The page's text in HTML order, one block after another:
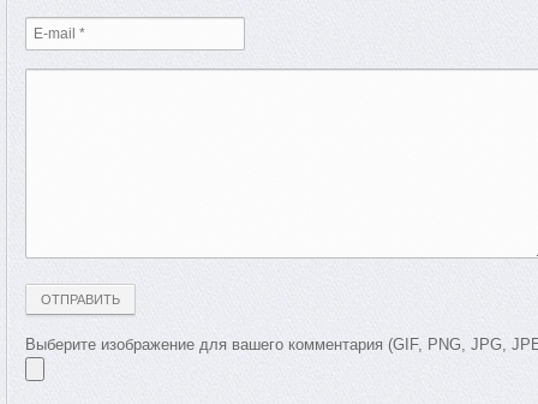
Выберите изображение для вашего комментария (GIF, PNG, JPG,